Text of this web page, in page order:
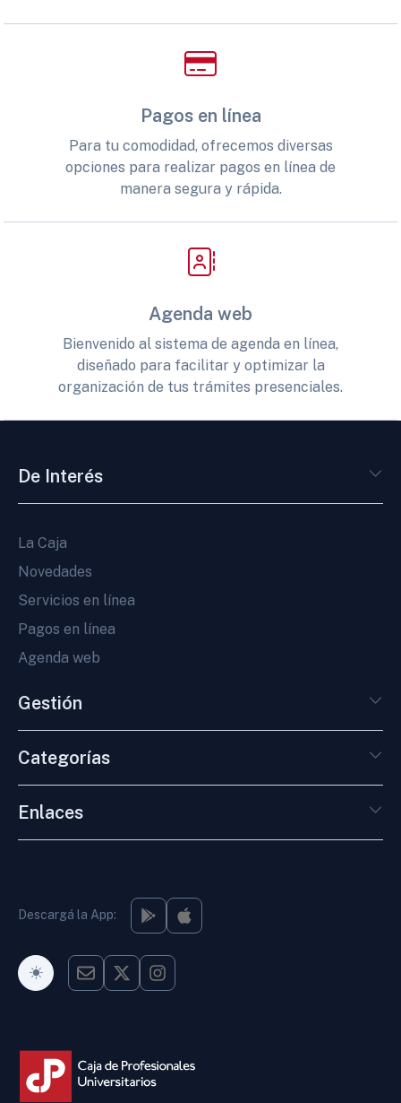
Pagos en línea
Para tu comodidad, ofrecemos diversas
opciones para realizar pagos en línea de
manera segura y rápida.
Agenda web
Bienvenido al sistema de agenda en línea,
diseñado para facilitar y optimizar la
organización de tus trámites presenciales.
De Interés
La Caja
Novedades
Servicios en línea
Pagos en línea
Agenda web
Gestión
Categorías
Enlaces
Descargá la App:
Modo Oscuro